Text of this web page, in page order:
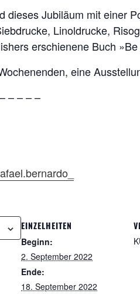
dieses Jubiläum mit einer
Linoldrucke,
erschienene Buch
eine
– – – –
EINZELHEITEN
Beginn:
2. September 2022
Ende:
18. September 2022